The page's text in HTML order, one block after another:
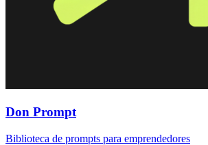
Don Prompt
Biblioteca de prompts para emprendedores